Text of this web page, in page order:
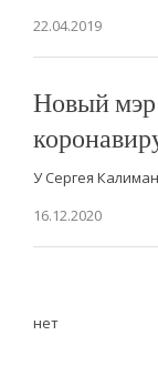
22.04.2019
Новый мэр
У Сергея
16.12.2020
нет